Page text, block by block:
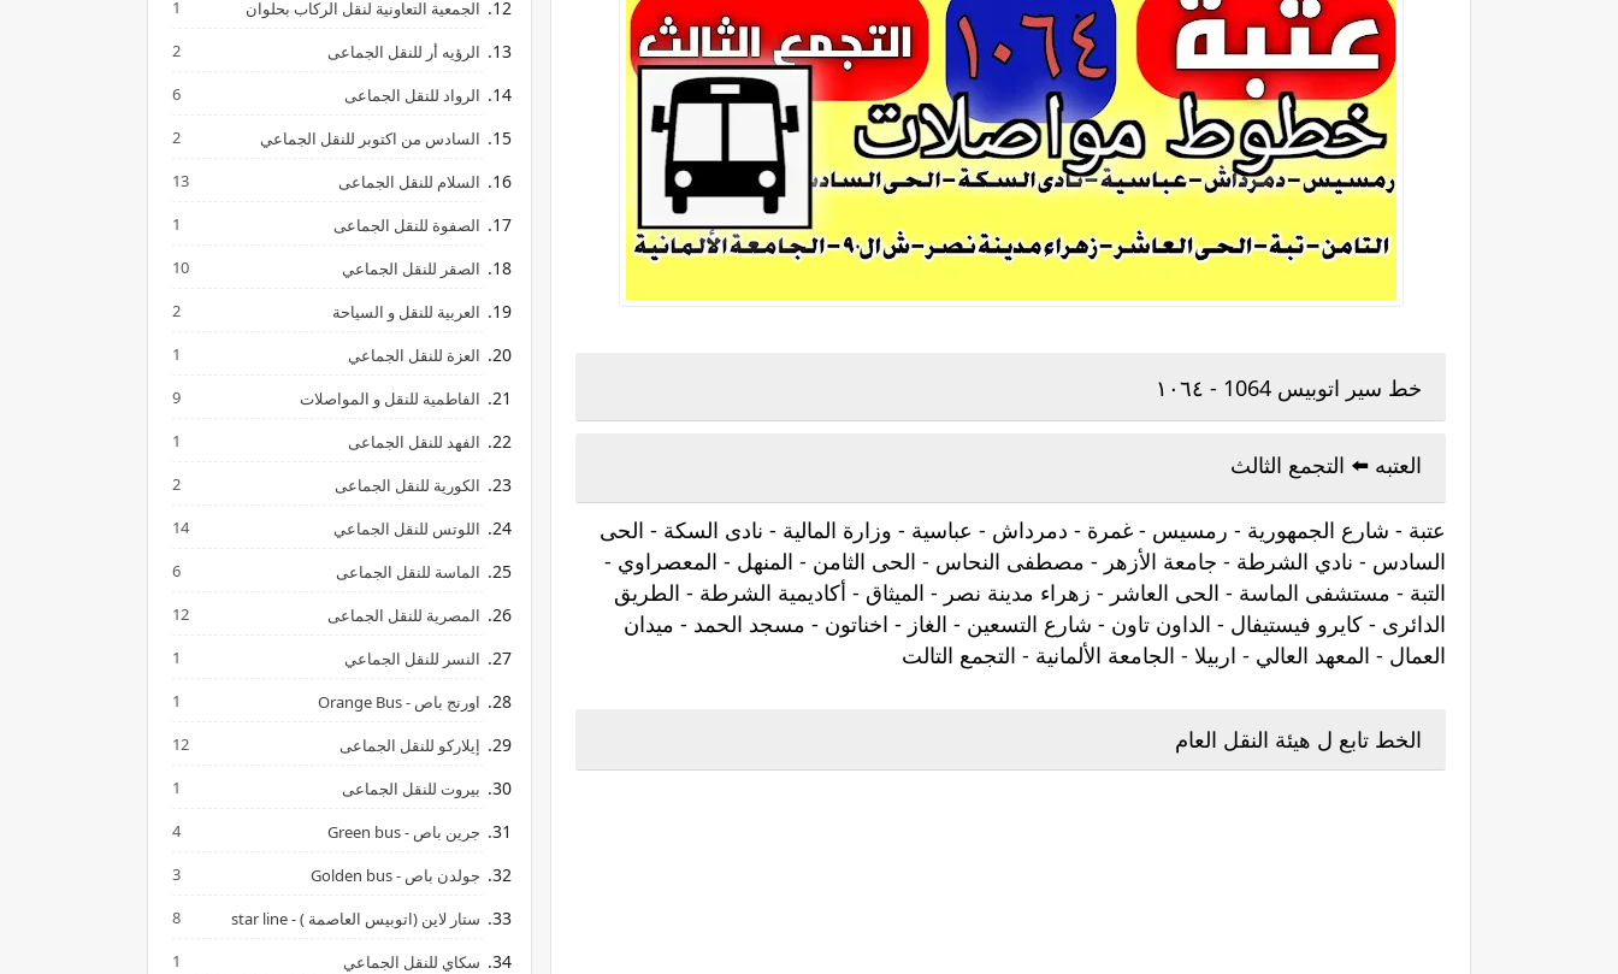
خط سير اتوبيس 1064 - ١٠٦٤
العتبه ⁦⬅️⁩ التجمع الثالث
عتبة - شارع الجمهورية - رمسيس - غمرة - دمرداش - عباسية - وزارة المالية - نادى السكة - الحى
السادس - نادي الشرطة - جامعة الأزهر - مصطفى النحاس - الحى الثامن - المنهل - المعصراوي -
التبة - مستشفى الماسة - الحى العاشر - زهراء مدينة نصر - الميثاق - أكاديمية الشرطة - الطريق
الدائرى - كايرو فيستيفال - الداون تاون - شارع التسعين - الغاز - اخناتون - مسجد الحمد - ميدان
العمال - المعهد العالي - اربيلا - الجامعة الألمانية - التجمع التالت
الخط تابع ل هيئة النقل العام
الجمعية التعاونية لنقل الركاب بحلوان 1
الرؤيه أر للنقل الجماعى 2
الرواد للنقل الجماعى 6
السادس من اكتوبر للنقل الجماعي 2
السلام للنقل الجماعى 13
الصفوة للنقل الجماعى 1
الصقر للنقل الجماعي 10
العربية للنقل و السياحة 2
العزة للنقل الجماعي 1
الفاطمية للنقل و المواصلات 9
الفهد للنقل الجماعى 1
الكورية للنقل الجماعى 2
اللوتس للنقل الجماعي 14
الماسة للنقل الجماعى 6
المصرية للنقل الجماعى 12
النسر للنقل الجماعي 1
اورنج باص - Orange Bus 1
إيلاركو للنقل الجماعى 12
بيروت للنقل الجماعى 1
جرين باص - Green bus 4
جولدن باص - Golden bus 3
ستار لاين (اتوبيس العاصمة ) - star line 8
سكاي للنقل الجماعي 1